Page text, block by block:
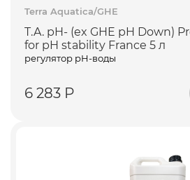
Terra Aquatica/GHE
T.A. pH- (ex GHE pH Down)
for pH stability France 5 л
регулятор pH-воды
6 283 Р